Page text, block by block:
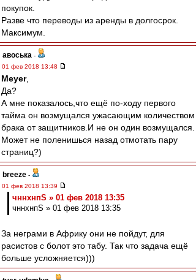
покупок.
Разве что переводы из аренды в долгосрок.
Максимум.
авоська -
01 фев 2018 13:48
Meyer,
Да?
А мне показалось,что ещё по-ходу первого
тайма он возмущался ужасающим количеством
брака от защитников.И не он один возмущался.
Может не поленишься назад отмотать пару
страниц?)
breeze -
01 фев 2018 13:39
чннхнпS » 01 фев 2018 13:35
чннхнпS » 01 фев 2018 13:35
За неграми в Африку они не пойдут, для
расистов с болот это табу. Так что задача ещё
больше усложняется)))